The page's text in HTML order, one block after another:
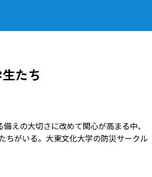
たち
えの大切さに改めて関心が高まる中、
ちがいる。大東文化大学の防災サークル